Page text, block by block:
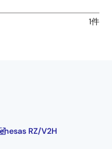
1件
RZ/V2H